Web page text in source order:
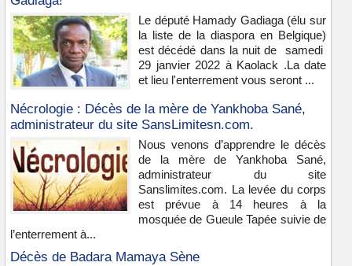
Le député Hamady Gadiaga (élu sur
la liste de la diaspora en Belgique)
est décédé dans la nuit de samedi
29 janvier 2022 à Kaolack .La date
et lieu l'enterrement vous seront ...
Nécrologie : Décès de la mère de Yankhoba Sané,
administrateur du site SansLimitesn.com.
Nous venons d’apprendre le décès
de la mère de Yankhoba Sané,
administrateur du site
Sanslimites.com. La levée du corps
est prévue à 14 heures à la
mosquée de Gueule Tapée suivie de
l’enterrement à...
Décès de Badara Mamaya Sène